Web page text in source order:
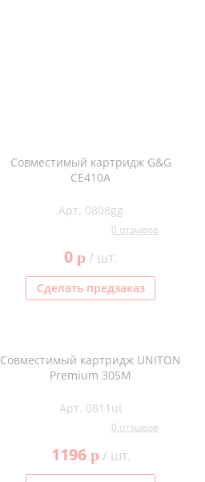
Совместимый картридж G&G
CE410A
Арт. 0808gg
0 отзывов
0 p/ шт.
Сделать предзаказ
Совместимый картридж UNITON
Premium 305M
Арт. 0811ut
0 отзывов
1196 p/ шт.